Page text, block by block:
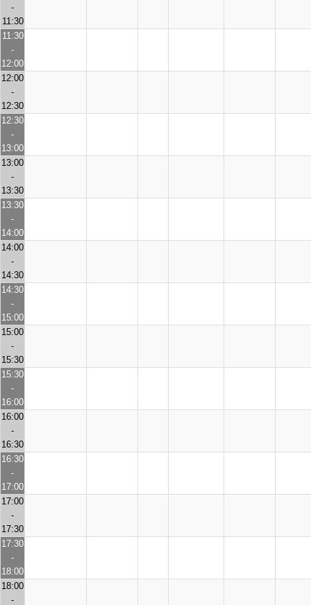
-
11:30
11:30
-
12:00
12:00
-
12:30
12:30
-
13:00
13:00
-
13:30
13:30
-
14:00
14:00
-
14:30
14:30
-
15:00
15:00
-
15:30
15:30
-
16:00
16:00
-
16:30
16:30
-
17:00
17:00
-
17:30
17:30
-
18:00
18:00
-